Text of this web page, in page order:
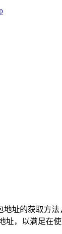
址的获取方
，以满足在